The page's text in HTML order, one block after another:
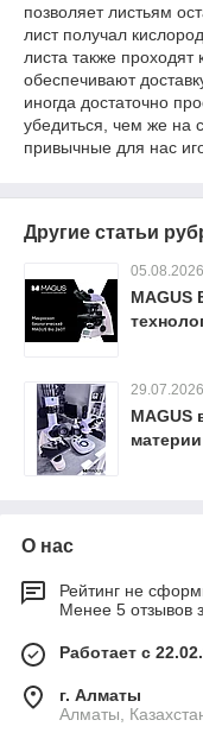
позволяет листьям
лист получал
листа также проходят
обеспечивают
иногда достаточно
убедиться, чем же на
привычные для нас
Другие статьи
05.08.2026
MAGUS
29.07.2026
MAGUS
материи
О нас
Рейтинг не
Менее 5 отзывов
Работает с
г. Алматы
Алматы,